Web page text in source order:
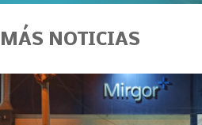
MÁS NOTICIAS